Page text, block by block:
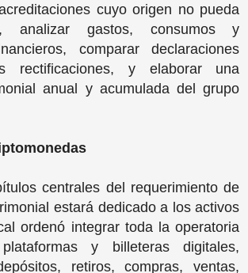
cuyo origen no pueda
analizar gastos, consumos y
comparar declaraciones
rectificaciones, y elaborar una
anual y acumulada del grupo
centrales del requerimiento de
estará dedicado a los activos
ordenó integrar toda la operatoria
y billeteras digitales,
retiros, compras, ventas,